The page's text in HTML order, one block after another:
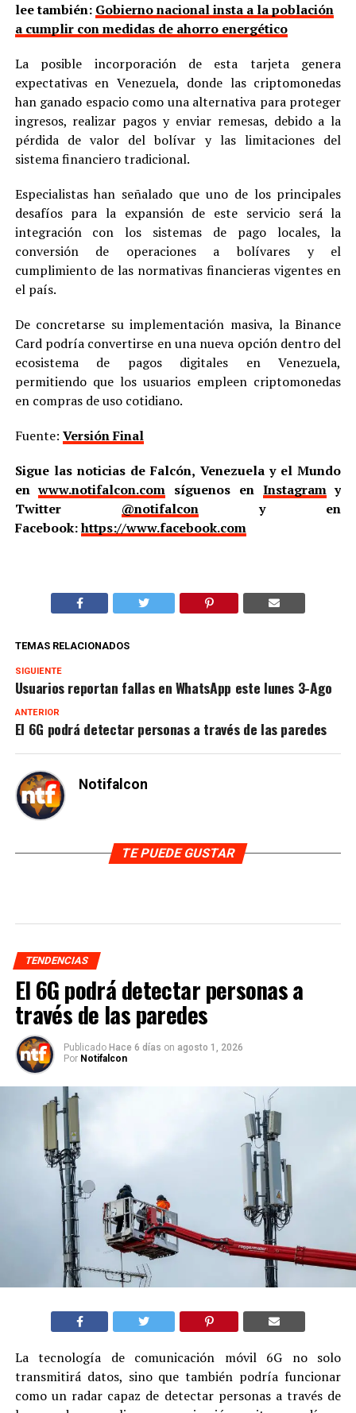
lee también: Gobierno nacional insta a la población
a cumplir con medidas de ahorro energético
La posible incorporación de esta tarjeta genera
expectativas en Venezuela, donde las criptomonedas
han ganado espacio como una alternativa para proteger
ingresos, realizar pagos y enviar remesas, debido a la
pérdida de valor del bolívar y las limitaciones del
sistema financiero tradicional.
Especialistas han señalado que uno de los principales
desafíos para la expansión de este servicio será la
integración con los sistemas de pago locales, la
conversión de operaciones a bolívares y el
cumplimiento de las normativas financieras vigentes en
el país.
De concretarse su implementación masiva, la Binance
Card podría convertirse en una nueva opción dentro del
ecosistema de pagos digitales en Venezuela,
permitiendo que los usuarios empleen criptomonedas
en compras de uso cotidiano.
Fuente: Versión Final
Sigue las noticias de Falcón, Venezuela y el Mundo
enwww.notifalcon.com síguenos en Instagramy
Twitter @notifalcony en
Facebook:https://www.facebook.com
TEMAS RELACIONADOS
SIGUIENTE
Usuarios reportan fallas en WhatsApp este lunes 3-Ago
ANTERIOR
El 6G podrá detectar personas a través de las paredes
Notifalcon
TE PUEDE GUSTAR
TENDENCIAS
El 6G podrá detectar personas a
través de las paredes
Publicado Hace 6 días on agosto 1, 2026
Por Notifalcon
La tecnología de comunicación móvil 6G no solo
transmitirá datos, sino que también podría funcionar
como un radar capaz de detectar personas a través de